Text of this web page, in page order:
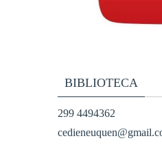
BIBLIOTECA
299 4494362